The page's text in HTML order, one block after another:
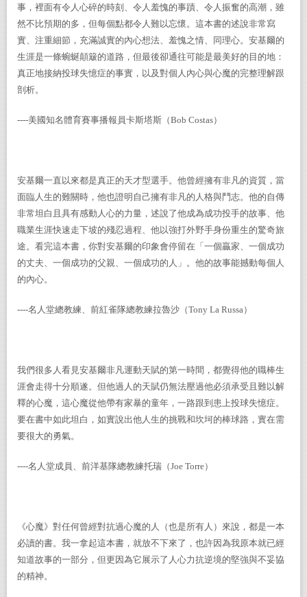
事，裡面有令人心碎的時刻、令人羞愧的事蹟、令人振奮的高潮，雖
然不比預期的多，但每個點都令人難以忘懷。這本書的述說非常寫
實、注重細節，充滿誠實的內心想法、羞愧之情、同理心。安基爾的
生涯是一條蜿蜒顛簸的道路，但最後卻通往可能是最美好的目的地：
真正地接納投球失憶症的事實，以及對個人內心與心魔的完整理解跟
剖析。
----美國知名體育賽事播報員卡斯塔斯（Bob Costas）
安基爾一直以來都是真正的天才型選手。他曾經擁有非凡的資質，當
面臨人生的難關時，他也證明自己擁有非凡的人格與鬥志。他的自傳
非常坦白且具有感動人心的力量，述說了他成為成功投手的故事、他
職業生涯快速走下坡的殘忍過程、他以強打外野手身份重生的驚奇旅
途。看完這本書，你對安基爾的印象會停留在「一個贏家、一個成功
的丈夫、一個成功的父親、一個成功的人」。他的故事能撼動每個人
的內心。
----名人堂總教練、前紅雀隊總教練拉魯沙（Tony La Russa）
我們很多人看見安基爾非凡運動天賦的第一時間，都覺得他的職棒生
涯會走得十分順遂。但他過人的天賦仍無法壓過他必須承受且難以解
釋的心魔，這心魔從他帶有家暴的童年，一路跟到患上投球失憶症。
要在書中如此坦白，如實說出他人生的挑戰和坎坷的棒球路，實在需
要很大的勇氣。
----名人堂成員、前洋基隊總教練托瑞（Joe Torre）
《心魔》對任何曾經對抗過心魔的人（也是所有人）來說，都是一本
必讀的書。我一拿起這本書，就放不下來了，也許因為我原本就已經
知道故事的一部分，但更因為它展示了人心力抗逆境的堅強與不妥協
的精神。